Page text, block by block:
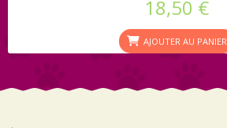
18,50 €
AJOUTER AU PANIER